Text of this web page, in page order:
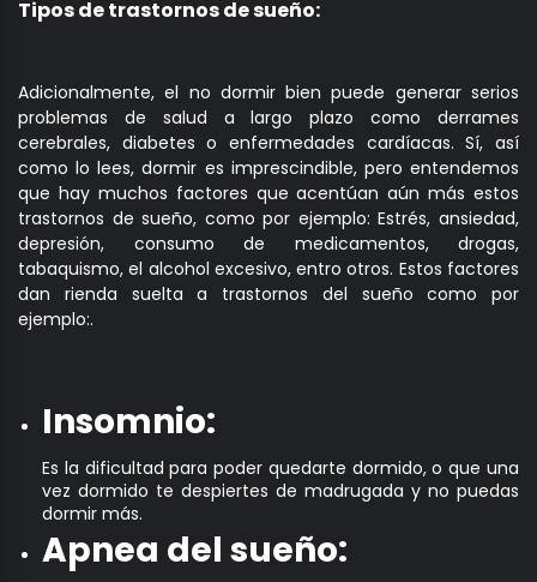
Tipos de trastornos de sueño:
Adicionalmente, el no dormir bien puede generar serios
problemas de salud a largo plazo como derrames
cerebrales, diabetes o enfermedades cardíacas. Sí, así
como lo lees, dormir es imprescindible, pero entendemos
que hay muchos factores que acentúan aún más estos
trastornos de sueño, como por ejemplo: Estrés, ansiedad,
depresión, consumo de medicamentos, drogas,
tabaquismo, el alcohol excesivo, entro otros. Estos factores
dan rienda suelta a trastornos del sueño como por
ejemplo:.
Insomnio:
Es la dificultad para poder quedarte dormido, o que una
vez dormido te despiertes de madrugada y no puedas
dormir más.
Apnea del sueño: